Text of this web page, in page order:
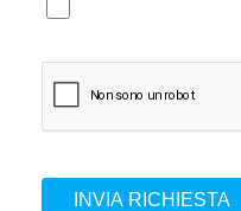
INVIA RICHIESTA